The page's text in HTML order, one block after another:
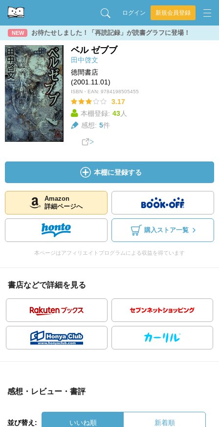
ログイン 新規会員登録
NEW お待たせしました！「再読記録」が読書グラフに登場！
ベル ゼブブ
田中啓文
徳間書店
(2001.11.01)
ISBN・EAN: 9784198505455
3.17
本棚登録: 43人
感想: 5件
本棚に登録する
Amazon
詳細ページへ
購入ストア一覧
本ページはアフィリエイトプログラムによる収益を得ています
書店などで詳細を見る
感想・レビュー・書評
並び替え: いいね順 新着順